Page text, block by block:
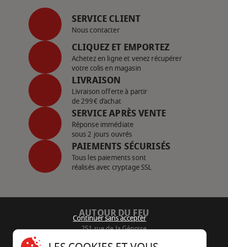
SERVICE CLIENT
Nous contacter
CLIQUEZ ET EMPORTEZ
Achetez en ligne et venez récupérer
votre colis en magasin
LIVRAISON
Livraison offerte à partir
de 299€ d’achat
SERVICE APRÈS VENTE
Réponse immédiate
sous 2 jours ouvrés
PAIEMENTS SÉCURISÉS
Tous les paiements sont
réalisés avec cryptage SSL
AUTOUR DU FEU
251 rue de la Génoise
Continuer sans accepter